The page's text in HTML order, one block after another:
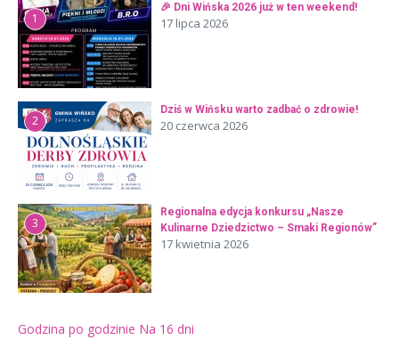
1
🎉 Dni Wińska 2026 już w ten weekend!
17 lipca 2026
2
Dziś w Wińsku warto zadbać o zdrowie!
20 czerwca 2026
3
Regionalna edycja konkursu „Nasze
Kulinarne Dziedzictwo – Smaki Regionów”
17 kwietnia 2026
Godzina po godzinie Na 16 dni